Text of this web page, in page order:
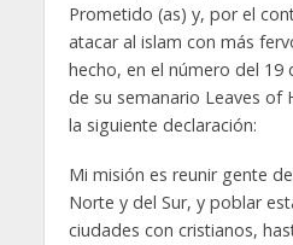
Prometido (as) y, por el
atacar al islam con más
hecho, en el número del 19
de su semanario Leaves of
la siguiente declaración:
Mi misión es reunir gente
Norte y del Sur, y poblar
ciudades con cristianos,